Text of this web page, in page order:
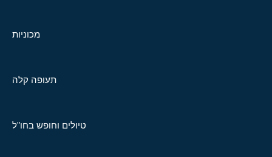
מכוניות
תעופה קלה
טיולים וחופש בחו"ל